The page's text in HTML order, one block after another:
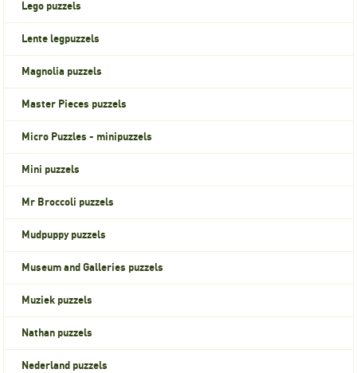
Lego puzzels
Lente legpuzzels
Magnolia puzzels
Master Pieces puzzels
Micro Puzzles - minipuzzels
Mini puzzels
Mr Broccoli puzzels
Mudpuppy puzzels
Museum and Galleries puzzels
Muziek puzzels
Nathan puzzels
Nederland puzzels